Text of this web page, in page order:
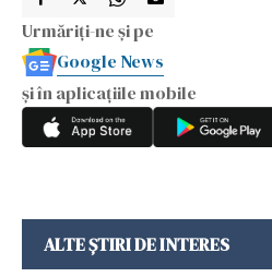
Urmăriți-ne și pe
Google News
și în aplicațiile mobile
ALTE ȘTIRI DE INTERES